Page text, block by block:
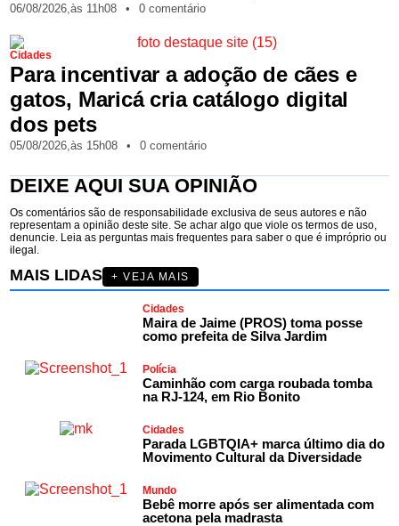
06/08/2026,às 11h08 • 0 comentário
Cidades
Para incentivar a adoção de cães e
gatos, Maricá cria catálogo digital
dos pets
05/08/2026,às 15h08 • 0 comentário
DEIXE AQUI SUA OPINIÃO
Os comentários são de responsabilidade exclusiva de seus autores e não
representam a opinião deste site. Se achar algo que viole os termos de uso,
denuncie. Leia as perguntas mais frequentes para saber o que é impróprio ou
ilegal.
MAIS LIDAS + VEJA MAIS
Cidades
Maira de Jaime (PROS) toma posse
como prefeita de Silva Jardim
Polícia
Caminhão com carga roubada tomba
na RJ-124, em Rio Bonito
Cidades
Parada LGBTQIA+ marca último dia do
Movimento Cultural da Diversidade
Mundo
Bebê morre após ser alimentada com
acetona pela madrasta